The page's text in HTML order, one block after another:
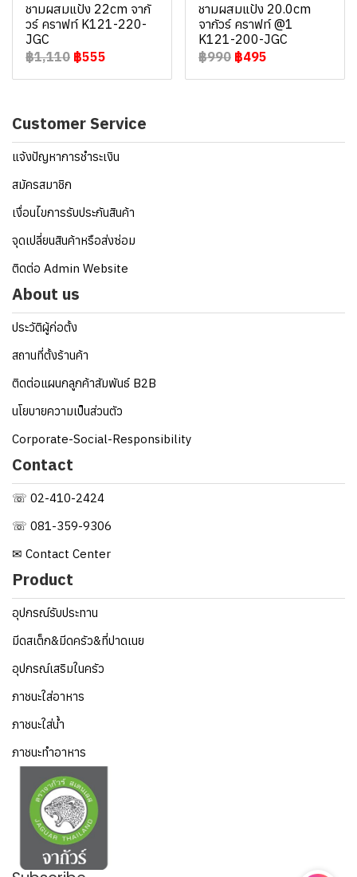
ชามผสมแป้ง 22cm จากั
วร์ คราฟท์ K121-220-
JGC
฿1,110 ฿555
ชามผสมแป้ง 20.0cm
จากัวร์ คราฟท์ @1
K121-200-JGC
฿990 ฿495
Customer Service
แจ้งปัญหาการชำระเงิน
สมัครสมาชิก
เงื่อนไขการรับประกันสินค้า
จุดเปลี่ยนสินค้าหรือส่งซ่อม
ติดต่อ Admin Website
About us
ประวัติผู้ก่อตั้ง
สถานที่ตั้งร้านค้า
ติดต่อแผนกลูกค้าสัมพันธ์ B2B
นโยบายความเป็นส่วนตัว
Corporate-Social-Responsibility
Contact
☏ 02-410-2424
☏ 081-359-9306
✉ Contact Center
Product
อุปกรณ์รับประทาน
มีดสเต็ก&มีดครัว&ที่ปาดเนย
อุปกรณ์เสริมในครัว
ภาชนะใส่อาหาร
ภาชนะใส่น้ำ
ภาชนะทำอาหาร